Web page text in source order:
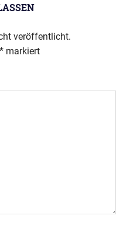
veröffentlicht.
* markiert